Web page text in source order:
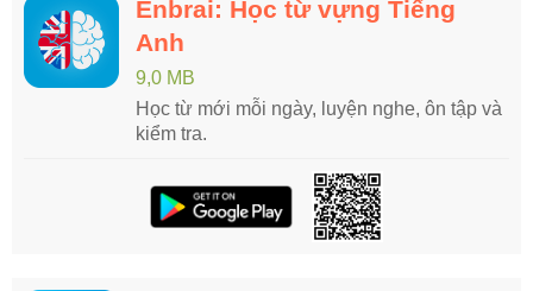
Enbrai: Học từ vựng Tiếng
Anh
9,0 MB
Học từ mới mỗi ngày, luyện nghe, ôn tập và
kiểm tra.